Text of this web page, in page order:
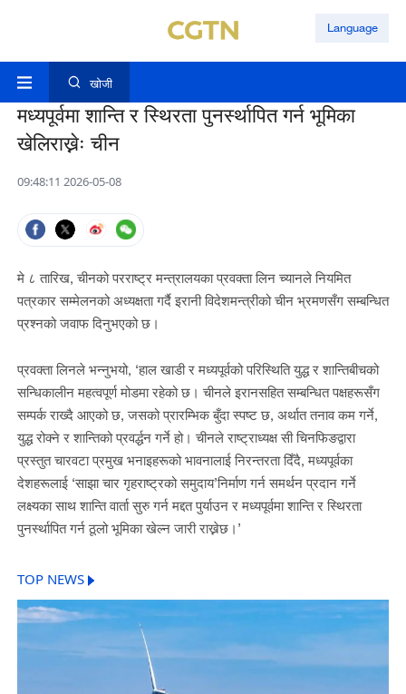
Language
खोजी
मध्यपूर्वमा शान्ति र स्थिरता पुनर्स्थापित गर्न भूमिका
खेलिराख्नेः चीन
09:48:11 2026-05-08
मे ८ तारिख, चीनको परराष्ट्र मन्त्रालयका प्रवक्ता लिन च्यानले नियमित
पत्रकार सम्मेलनको अध्यक्षता गर्दै इरानी विदेशमन्त्रीको चीन भ्रमणसँग सम्बन्धित
प्रश्नको जवाफ दिनुभएको छ।
प्रवक्ता लिनले भन्नुभयो, ‘हाल खाडी र मध्यपूर्वको परिस्थिति युद्ध र शान्तिबीचको
सन्धिकालीन महत्वपूर्ण मोडमा रहेको छ। चीनले इरानसहित सम्बन्धित पक्षहरूसँग
सम्पर्क राख्दै आएको छ, जसको प्रारम्भिक बुँदा स्पष्ट छ, अर्थात तनाव कम गर्ने,
युद्ध रोक्ने र शान्तिको प्रवर्द्धन गर्ने हो। चीनले राष्ट्राध्यक्ष सी चिनफिङद्वारा
प्रस्तुत चारवटा प्रमुख भनाइहरूको भावनालाई निरन्तरता दिँदै, मध्यपूर्वका
देशहरूलाई ‘साझा चार गृहराष्ट्रको समुदाय’निर्माण गर्न समर्थन प्रदान गर्ने
लक्ष्यका साथ शान्ति वार्ता सुरु गर्न मद्दत पुर्याउन र मध्यपूर्वमा शान्ति र स्थिरता
पुनर्स्थापित गर्न ठूलो भूमिका खेल्न जारी राख्नेछ।’
TOP NEWS